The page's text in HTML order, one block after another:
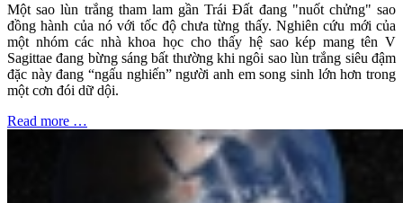
Một sao lùn trắng tham lam gần Trái Đất đang "nuốt chửng" sao
đồng hành của nó với tốc độ chưa từng thấy. Nghiên cứu mới của
một nhóm các nhà khoa học cho thấy hệ sao kép mang tên V
Sagittae đang bừng sáng bất thường khi ngôi sao lùn trắng siêu đậm
đặc này đang “ngấu nghiến” người anh em song sinh lớn hơn trong
một cơn đói dữ dội.
Read more …